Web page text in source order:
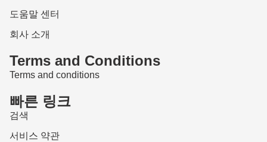
도움말 센터
회사 소개
Terms and Conditions
Terms and conditions
빠른 링크
검색
서비스 약관